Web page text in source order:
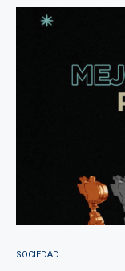
SOCIEDAD